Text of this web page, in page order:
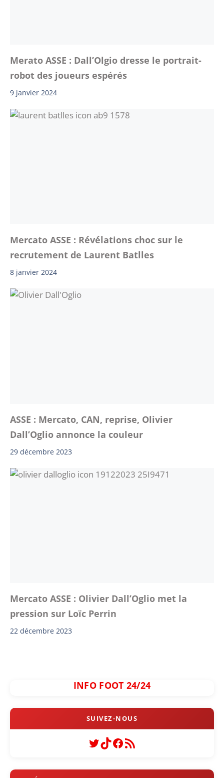
Merato ASSE : Dall’Olgio dresse le portrait-
robot des joueurs espérés
9 janvier 2024
Mercato ASSE : Révélations choc sur le
recrutement de Laurent Batlles
8 janvier 2024
ASSE : Mercato, CAN, reprise, Olivier
Dall’Oglio annonce la couleur
29 décembre 2023
Mercato ASSE : Olivier Dall’Oglio met la
pression sur Loïc Perrin
22 décembre 2023
INFO FOOT 24/24
Twitter
TikTok
Facebook
Flux RSS